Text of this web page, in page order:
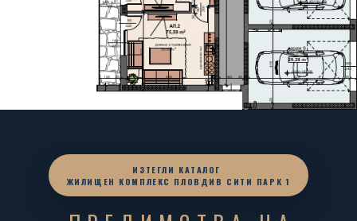
ИЗТЕГЛИ КАТАЛОГ
ЖИЛИЩЕН КОМПЛЕКС ПЛОВДИВ СИТИ ПАРК 1